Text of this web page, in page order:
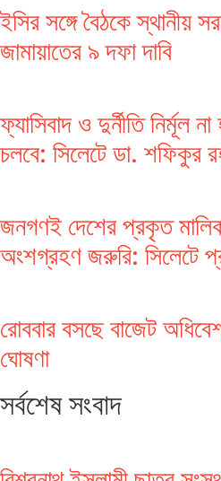
ইসির সঙ্গে বৈঠকে স্থানীয়
জামায়াতের ৯ দফা দাবি
ফ্যাসিবাদ ও দুর্নীতি নির্মূল
চলবে: সিলেটে ডা. শফিকুর
জনগণই দেশের প্রকৃত
অংশগ্রহণ জরুরি: সিলেটে
রোববার বসছে বাজেট
ঘোষণা
সর্বশেষ সংবাদ